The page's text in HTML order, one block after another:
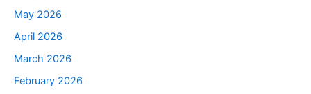
May 2026
April 2026
March 2026
February 2026